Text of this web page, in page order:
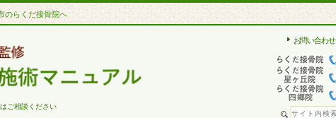
のらくだ接骨院へ
ご相談ください
お問い合わせ